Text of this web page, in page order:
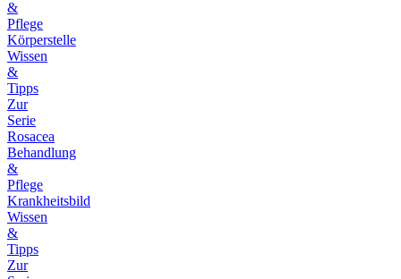
&
Pflege
Körperstelle
Wissen
&
Tipps
Zur
Serie
Rosacea
Behandlung
&
Pflege
Krankheitsbild
Wissen
&
Tipps
Zur